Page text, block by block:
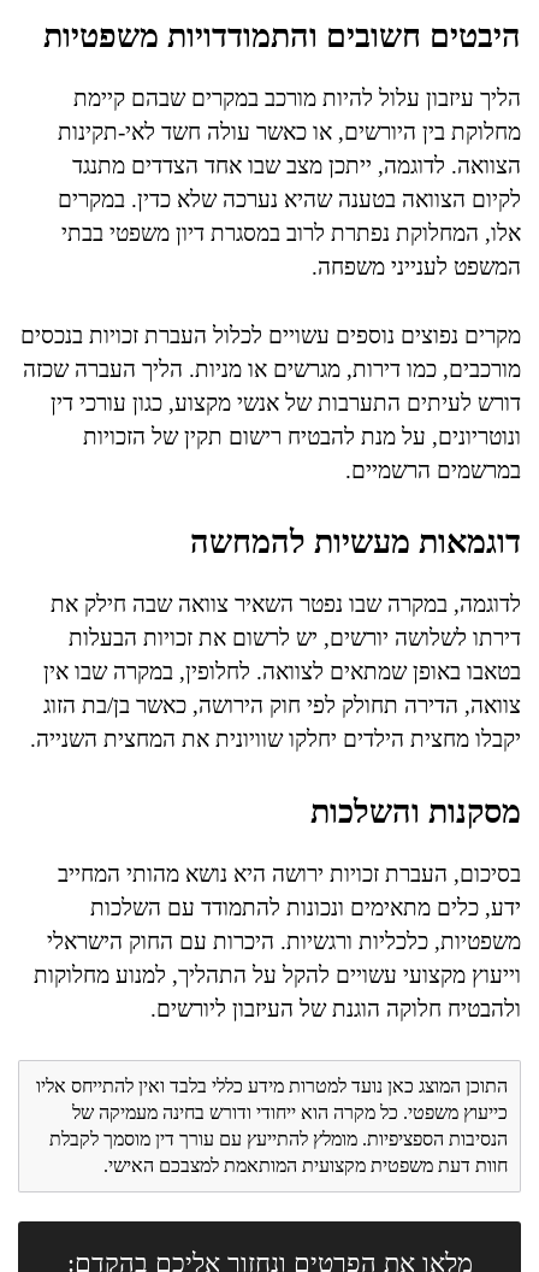
היבטים חשובים והתמודדויות משפטיות
הליך עיזבון עלול להיות מורכב במקרים שבהם קיימת
מחלוקת בין היורשים, או כאשר עולה חשד לאי-תקינות
הצוואה. לדוגמה, ייתכן מצב שבו אחד הצדדים מתנגד
לקיום הצוואה בטענה שהיא נערכה שלא כדין. במקרים
אלו, המחלוקת נפתרת לרוב במסגרת דיון משפטי בבתי
המשפט לענייני משפחה.
מקרים נפוצים נוספים עשויים לכלול העברת זכויות בנכסים
מורכבים, כמו דירות, מגרשים או מניות. הליך העברה שכזה
דורש לעיתים התערבות של אנשי מקצוע, כגון עורכי דין
ונוטריונים, על מנת להבטיח רישום תקין של הזכויות
במרשמים הרשמיים.
דוגמאות מעשיות להמחשה
לדוגמה, במקרה שבו נפטר השאיר צוואה שבה חילק את
דירתו לשלושה יורשים, יש לרשום את זכויות הבעלות
בטאבו באופן שמתאים לצוואה. לחלופין, במקרה שבו אין
צוואה, הדירה תחולק לפי חוק הירושה, כאשר בן/בת הזוג
יקבלו מחצית הילדים יחלקו שוויונית את המחצית השנייה.
מסקנות והשלכות
בסיכום, העברת זכויות ירושה היא נושא מהותי המחייב
ידע, כלים מתאימים ונכונות להתמודד עם השלכות
משפטיות, כלכליות ורגשיות. היכרות עם החוק הישראלי
וייעוץ מקצועי עשויים להקל על התהליך, למנוע מחלוקות
ולהבטיח חלוקה הוגנת של העיזבון ליורשים.
התוכן המוצג כאן נועד למטרות מידע כללי בלבד ואין להתייחס אליו
כייעוץ משפטי. כל מקרה הוא ייחודי ודורש בחינה מעמיקה של
הנסיבות הספציפיות. מומלץ להתייעץ עם עורך דין מוסמך לקבלת
חוות דעת משפטית מקצועית המותאמת למצבכם האישי.
מלאו את הפרטים ונחזור אליכם בהקדם: